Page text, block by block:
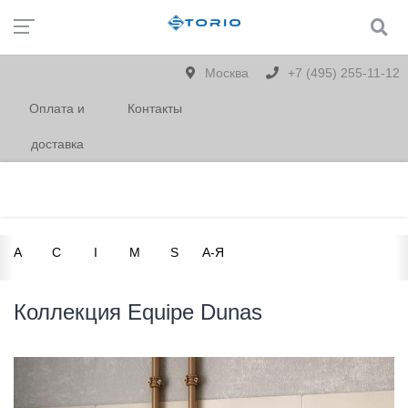
Москва +7 (495) 255-11-12
Оплата и
доставка
Контакты
A C I M S А-Я
Коллекция Equipe Dunas